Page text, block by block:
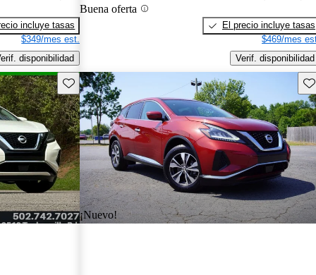
incluye tasas
$349/mes est.
disponibilidad
Buena oferta
El precio incluye tasas
$469/mes
Verif. disponibilidad
Guarda este Aviso
¡Nuevo!